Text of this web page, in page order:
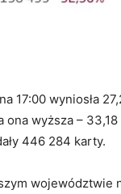
17:00 wyniosła
ona wyższa –
446 284 karty.
województwie